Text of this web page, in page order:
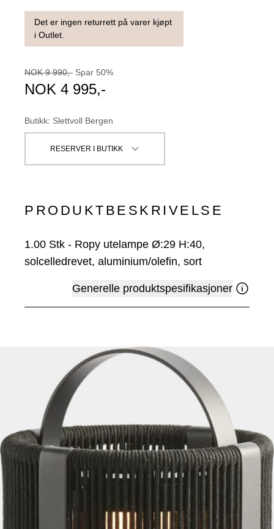
Det er ingen returrett på varer kjøpt
i Outlet.
NOK 9 990,- Spar 50%
NOK 4 995,-
Butikk: Slettvoll Bergen
RESERVER I BUTIKK
PRODUKTBESKRIVELSE
1.00 Stk - Ropy utelampe Ø:29 H:40,
solcelledrevet, aluminium/olefin, sort
Generelle produktspesifikasjoner